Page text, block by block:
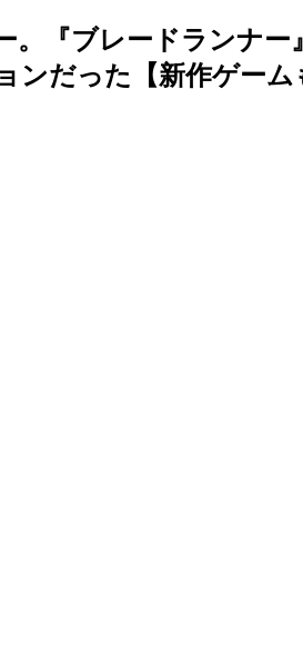
。『ブレードランナ
だった【新作ゲーム